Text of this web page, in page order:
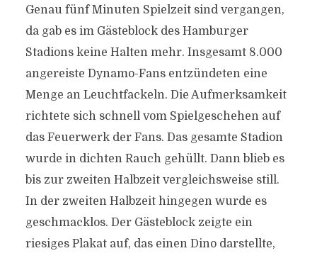
Genau fünf Minuten Spielzeit sind vergangen,
da gab es im Gästeblock des Hamburger
Stadions keine Halten mehr. Insgesamt 8.000
angereiste Dynamo-Fans entzündeten eine
Menge an Leuchtfackeln. Die Aufmerksamkeit
richtete sich schnell vom Spielgeschehen auf
das Feuerwerk der Fans. Das gesamte Stadion
wurde in dichten Rauch gehüllt. Dann blieb es
bis zur zweiten Halbzeit vergleichsweise still.
In der zweiten Halbzeit hingegen wurde es
geschmacklos. Der Gästeblock zeigte ein
riesiges Plakat auf, das einen Dino darstellte,